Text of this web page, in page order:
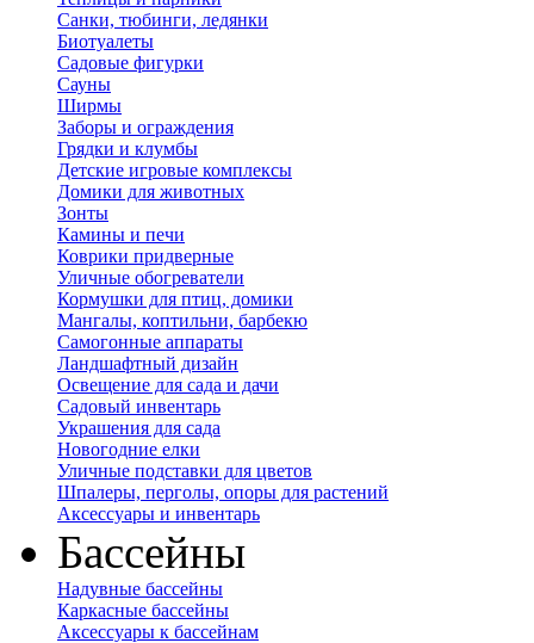
Санки, тюбинги, ледянки
Биотуалеты
Садовые фигурки
Сауны
Ширмы
Заборы и ограждения
Грядки и клумбы
Детские игровые комплексы
Домики для животных
Зонты
Камины и печи
Коврики придверные
Уличные обогреватели
Кормушки для птиц, домики
Мангалы, коптильни, барбекю
Самогонные аппараты
Ландшафтный дизайн
Освещение для сада и дачи
Садовый инвентарь
Украшения для сада
Новогодние елки
Уличные подставки для цветов
Шпалеры, перголы, опоры для растений
Аксессуары и инвентарь
Бассейны
Надувные бассейны
Каркасные бассейны
Аксессуары к бассейнам